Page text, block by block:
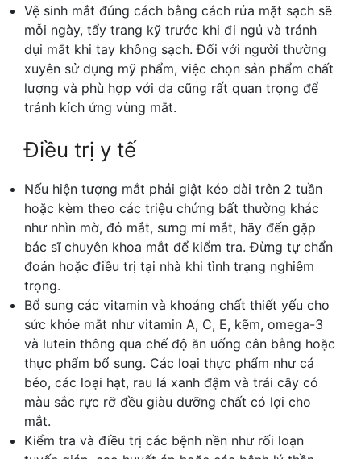
Vệ sinh mắt đúng cách bằng cách rửa mặt sạch sẽ
mỗi ngày, tẩy trang kỹ trước khi đi ngủ và tránh
dụi mắt khi tay không sạch. Đối với người thường
xuyên sử dụng mỹ phẩm, việc chọn sản phẩm chất
lượng và phù hợp với da cũng rất quan trọng để
tránh kích ứng vùng mắt.
Điều trị y tế
Nếu hiện tượng mắt phải giật kéo dài trên 2 tuần
hoặc kèm theo các triệu chứng bất thường khác
như nhìn mờ, đỏ mắt, sưng mí mắt, hãy đến gặp
bác sĩ chuyên khoa mắt để kiểm tra. Đừng tự chẩn
đoán hoặc điều trị tại nhà khi tình trạng nghiêm
trọng.
Bổ sung các vitamin và khoáng chất thiết yếu cho
sức khỏe mắt như vitamin A, C, E, kẽm, omega-3
và lutein thông qua chế độ ăn uống cân bằng hoặc
thực phẩm bổ sung. Các loại thực phẩm như cá
béo, các loại hạt, rau lá xanh đậm và trái cây có
màu sắc rực rỡ đều giàu dưỡng chất có lợi cho
mắt.
Kiểm tra và điều trị các bệnh nền như rối loạn